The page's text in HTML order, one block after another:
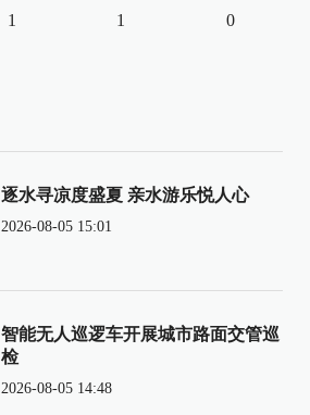
1 1 0
逐水寻凉度盛夏 亲水游乐悦人心
2026-08-05 15:01
智能无人巡逻车开展城市路面交管巡
检
2026-08-05 14:48